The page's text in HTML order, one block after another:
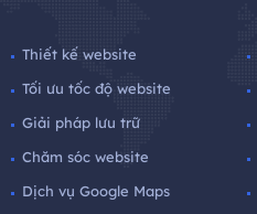
Thiết kế website
Tối ưu tốc độ website
Giải pháp lưu trữ
Chăm sóc website
Dịch vụ Google Maps